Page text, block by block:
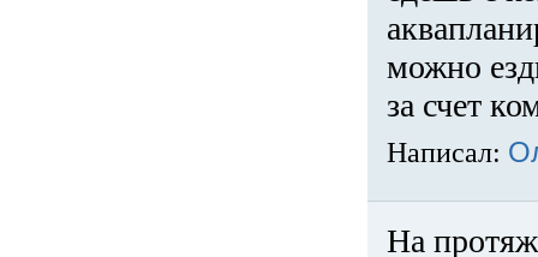
можно
за счет
Написал:
На